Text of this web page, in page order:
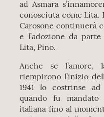
ad Asmara
conosciuta come Lita.
Carosone continuerà
e l’adozione da
Lita, Pino.
Anche se
riempirono l’inizio
1941 lo costrinse
quando fu mandato
italiana fino al